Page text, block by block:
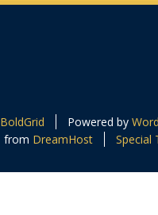
BoldGrid Powered by
from DreamHost Special